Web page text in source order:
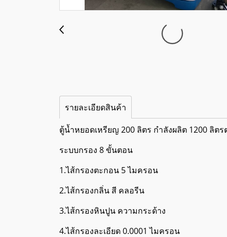
รายละเอียดสินค้า
ตู้น้ำหยอดเหรียญ 200 ลิตร กำลังผลิต 1200 ลิต
ระบบกรอง 8 ขั้นตอน
1.ไส้กรองตะกอน 5 ไมครอน
2.ไส้กรองกลิ่น สี คลอรีน
3.ไส้กรองหินปูน ความกระด้าง
4.ไส้กรองละเอียด 0.0001 ไมครอน